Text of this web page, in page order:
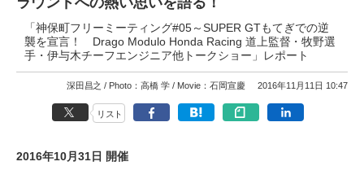
「神保町フリーミーティング#05～SUPER GTもてぎでの逆
襲を宣言！ Drago Modulo Honda Racing 道上監督・牧野選
手・伊与木チーフエンジニア他トークショー」レポート
深田昌之 Photo：高橋 学 Movie：石岡宣慶 2016年11月11日 10:47
リスト
2016年10月31日 開催